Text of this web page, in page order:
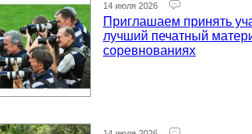
14 июля 2026
Приглашаем принять
лучший печатный
соревнованиях